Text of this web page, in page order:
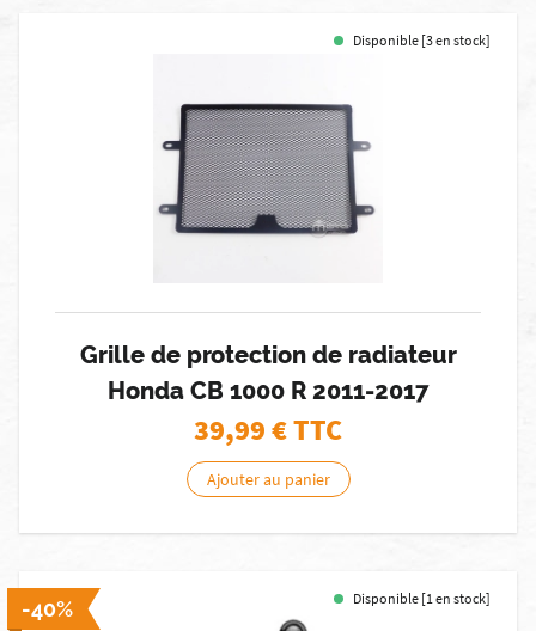
Disponible [3 en stock]
Grille de protection de radiateur
Honda CB 1000 R 2011-2017
39,99€ TTC
Ajouter au panier
-40% Disponible [1 en stock]